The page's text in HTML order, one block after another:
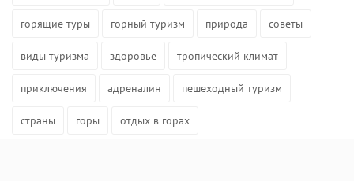
горящие туры горный туризм природа советы
виды туризма здоровье тропический климат
приключения адреналин пешеходный туризм
страны горы отдых в горах